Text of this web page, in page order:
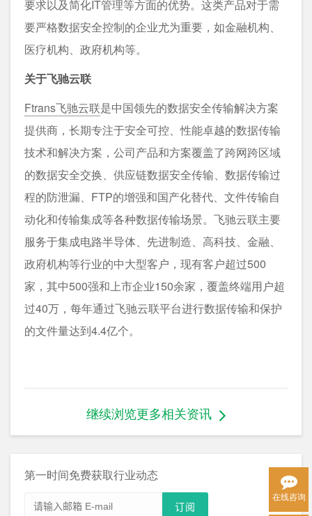
要求以及简化IT管理等方面的优势。这类产品对于需
要严格数据安全控制的企业尤为重要，如金融机构、
医疗机构、政府机构等。
关于飞驰云联
Ftrans飞驰云联是中国领先的数据安全传输解决方案
提供商，长期专注于安全可控、性能卓越的数据传输
技术和解决方案，公司产品和方案覆盖了跨网跨区域
的数据安全交换、供应链数据安全传输、数据传输过
程的防泄漏、FTP的增强和国产化替代、文件传输自
动化和传输集成等各种数据传输场景。飞驰云联主要
服务于集成电路半导体、先进制造、高科技、金融、
政府机构等行业的中大型客户，现有客户超过500
家，其中500强和上市企业150余家，覆盖终端用户超
过40万，每年通过飞驰云联平台进行数据传输和保护
的文件量达到4.4亿个。
继续浏览更多相关资讯
第一时间免费获取行业动态
在线咨询